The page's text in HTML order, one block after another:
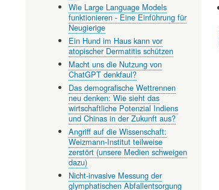
Wie Large Language Models
funktionieren - Eine Einführung für
Neugierige
Ein Hund im Haus kann vor
atopischer Dermatitis schützen
Macht uns die Nutzung von
ChatGPT denkfaul?
Das demografische Wettrennen
neu denken: Wie sieht das
wirtschaftliche Potenzial Indiens
und Chinas in der Zukunft aus?
Angriff auf die Wissenschaft:
Weizmann-Institut teilweise
zerstört (unsere Medien schweigen
dazu)
Nicht-invasive Messung der
glymphatischen Abfallentsorgung